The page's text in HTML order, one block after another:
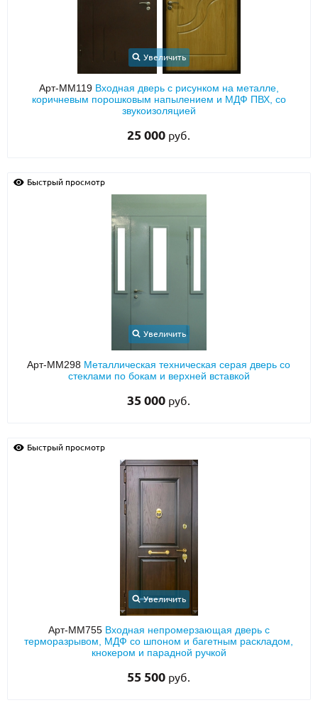
Увеличить
Арт-ММ119 Входная дверь с рисунком на металле,
коричневым порошковым напылением и МДФ ПВХ, со
звукоизоляцией
25 000 руб.
Быстрый просмотр
Увеличить
Арт-ММ298 Металлическая техническая серая дверь со
стеклами по бокам и верхней вставкой
35 000 руб.
Быстрый просмотр
Увеличить
Арт-ММ755 Входная непромерзающая дверь с
терморазрывом, МДФ со шпоном и багетным раскладом,
кнокером и парадной ручкой
55 500 руб.